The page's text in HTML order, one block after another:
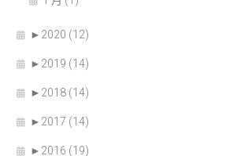
► 2020 (12)
► 2019 (14)
► 2018 (14)
► 2017 (14)
► 2016 (19)